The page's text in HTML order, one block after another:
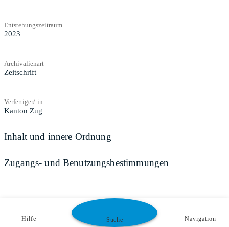
Entstehungszeitraum
2023
Archivalienart
Zeitschrift
Verfertiger/-in
Kanton Zug
Inhalt und innere Ordnung
Zugangs- und Benutzungsbestimmungen
Hilfe Suche Navigation